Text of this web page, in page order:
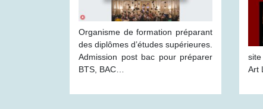
Organisme de formation préparant
des diplômes d’études supérieures.
Admission post bac pour préparer
BTS, BAC…
Art